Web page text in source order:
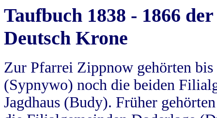
Taufbuch 1838 - 1866
Deutsch Krone
Zur Pfarrei Zippnow gehörten
(Sypnywo) noch die beiden
Jagdhaus (Budy). Früher